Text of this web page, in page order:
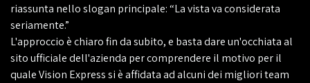
riassunta nello slogan principale: “La vista va considerata
seriamente.”
L'approccio è chiaro fin da subito, e basta dare un'occhiata al
sito ufficiale dell'azienda per comprendere il motivo per il
quale Vision Express si è affidata ad alcuni dei migliori team